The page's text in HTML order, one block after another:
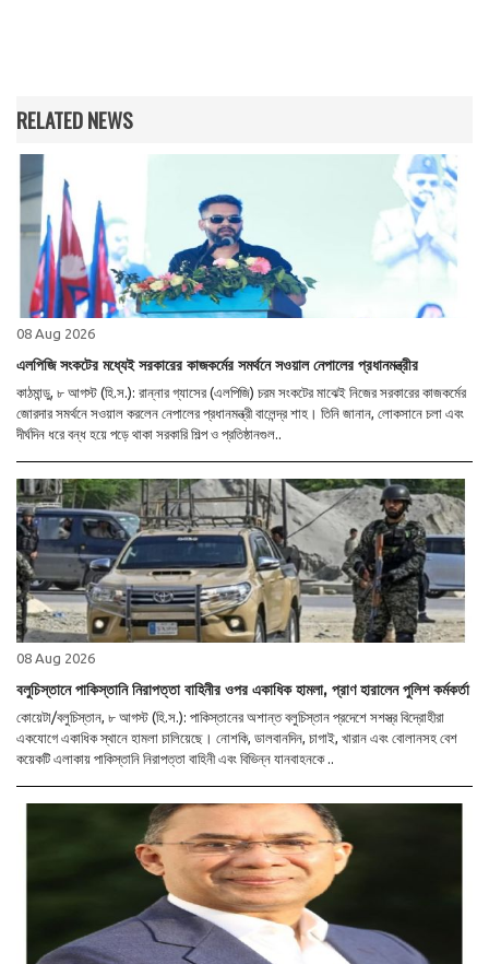
RELATED NEWS
08 Aug 2026
এলপিজি সংকটের মধ্যেই সরকারের কাজকর্মের সমর্থনে সওয়াল নেপালের প্রধানমন্ত্রীর
কাঠমান্ডু, ৮ আগস্ট (হি.স.): রান্নার গ্যাসের (এলপিজি) চরম সংকটের মাঝেই নিজের সরকারের কাজকর্মের
জোরদার সমর্থনে সওয়াল করলেন নেপালের প্রধানমন্ত্রী বালেন্দ্র শাহ। তিনি জানান, লোকসানে চলা এবং
দীর্ঘদিন ধরে বন্ধ হয়ে পড়ে থাকা সরকারি শিল্প ও প্রতিষ্ঠানগুল..
08 Aug 2026
বলুচিস্তানে পাকিস্তানি নিরাপত্তা বাহিনীর ওপর একাধিক হামলা, প্রাণ হারালেন পুলিশ কর্মকর্তা
কোয়েটা/বলুচিস্তান, ৮ আগস্ট (হি.স.): পাকিস্তানের অশান্ত বলুচিস্তান প্রদেশে সশস্ত্র বিদ্রোহীরা
একযোগে একাধিক স্থানে হামলা চালিয়েছে। নোশকি, ডালবানদিন, চাগাই, খারান এবং বোলানসহ বেশ
কয়েকটি এলাকায় পাকিস্তানি নিরাপত্তা বাহিনী এবং বিভিন্ন যানবাহনকে ..